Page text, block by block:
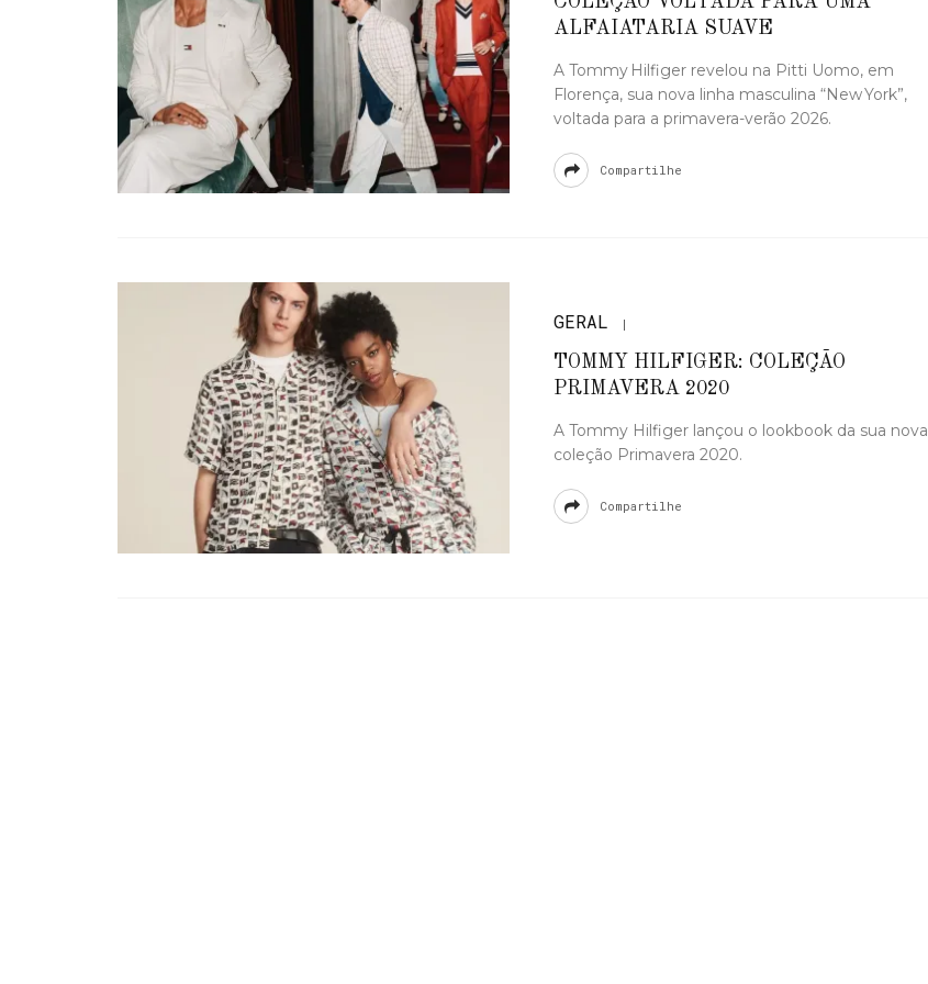
ALFAIATARIA SUAVE
A Tommy Hilfiger revelou na Pitti Uomo, em
Florença, sua nova linha masculina “New York”,
voltada para a primavera-verão 2026.
Compartilhe
GERAL
TOMMY HILFIGER: COLEÇÃO
PRIMAVERA 2020
A Tommy Hilfiger lançou o lookbook da sua nova
coleção Primavera 2020.
Compartilhe